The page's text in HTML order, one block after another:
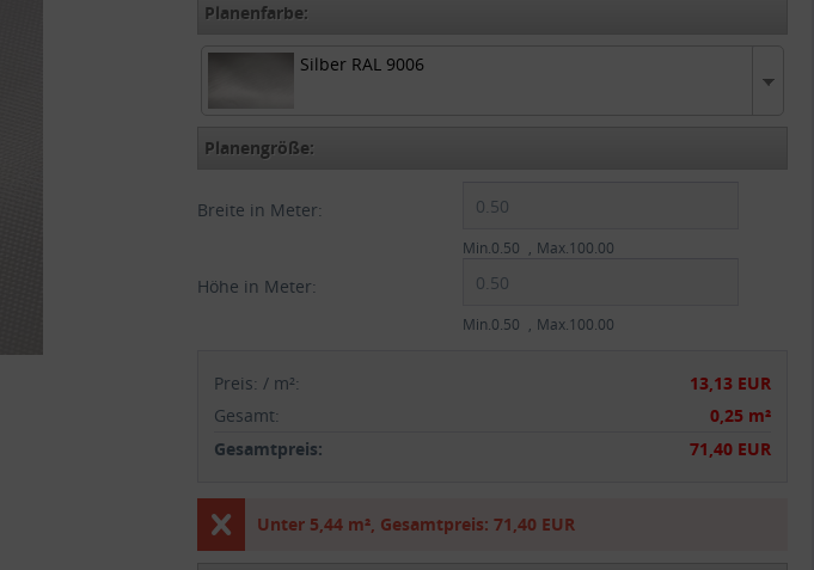
Planenfarbe:
Silber RAL 9006Silber RAL 9006
Planengröße:
Breite in Meter:
Min.0.50 Max.100.00
Höhe in Meter:
Min.0.50 Max.100.00
Preis: / m²:
13,13 EUR
Gesamt:
0,25 m²
Gesamtpreis:
71,40 EUR
Unter 5,44 m², Gesamtpreis: 71,40 EUR